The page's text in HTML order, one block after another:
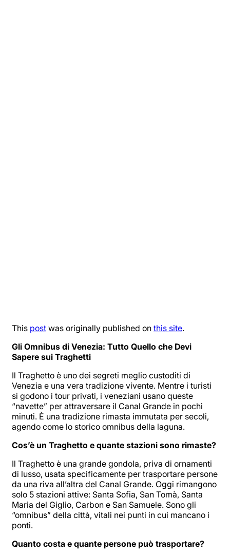
This post was originally published on this site.
Gli Omnibus di Venezia: Tutto Quello che Devi
Sapere sui Traghetti
Il Traghetto è uno dei segreti meglio custoditi di
Venezia e una vera tradizione vivente. Mentre i turisti
si godono i tour privati, i veneziani usano queste
“navette” per attraversare il Canal Grande in pochi
minuti. È una tradizione rimasta immutata per secoli,
agendo come lo storico omnibus della laguna.
Cos’è un Traghetto e quante stazioni sono rimaste?
Il Traghetto è una grande gondola, priva di ornamenti
di lusso, usata specificamente per trasportare persone
da una riva all’altra del Canal Grande. Oggi rimangono
solo 5 stazioni attive: Santa Sofia, San Tomà, Santa
Maria del Giglio, Carbon e San Samuele. Sono gli
“omnibus” della città, vitali nei punti in cui mancano i
ponti.
Quanto costa e quante persone può trasportare?